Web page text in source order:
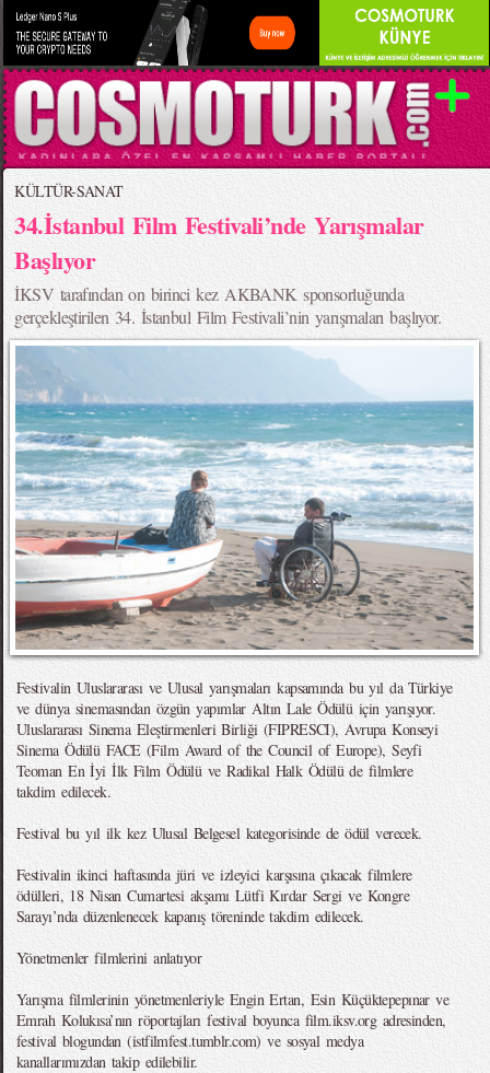
KÜLTÜR-SANAT
34.İstanbul Film Festivali’nde Yarışmalar
Başlıyor
İKSV tarafından on birinci kez AKBANK sponsorluğunda
gerçekleştirilen 34. İstanbul Film Festivali’nin yarışmaları başlıyor.
Festivalin Uluslararası ve Ulusal yarışmaları kapsamında bu yıl da Türkiye
ve dünya sinemasından özgün yapımlar Altın Lale Ödülü için yarışıyor.
Uluslararası Sinema Eleştirmenleri Birliği (FIPRESCI), Avrupa Konseyi
Sinema Ödülü FACE (Film Award of the Council of Europe), Seyfi
Teoman En İyi İlk Film Ödülü ve Radikal Halk Ödülü de filmlere
takdim edilecek.
Festival bu yıl ilk kez Ulusal Belgesel kategorisinde de ödül verecek.
Festivalin ikinci haftasında jüri ve izleyici karşısına çıkacak filmlere
ödülleri, 18 Nisan Cumartesi akşamı Lütfi Kırdar Sergi ve Kongre
Sarayı’nda düzenlenecek kapanış töreninde takdim edilecek.
Yönetmenler filmlerini anlatıyor
Yarışma filmlerinin yönetmenleriyle Engin Ertan, Esin Küçüktepepınar ve
Emrah Kolukısa’nın röportajları festival boyunca film.iksv.org adresinden,
festival blogundan (istfilmfest.tumblr.com) ve sosyal medya
kanallarımızdan takip edilebilir.